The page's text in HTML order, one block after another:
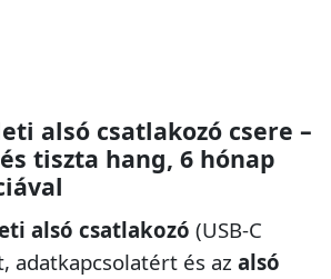
alsó csatlakozó csere –
tiszta hang, 6 hónap
alsó csatlakozó (USB-C
adatkapcsolatért és az alsó